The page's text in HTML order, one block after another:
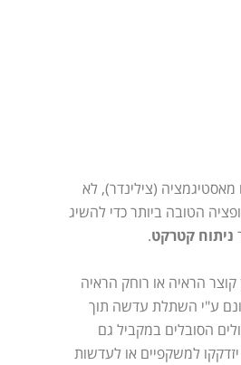
(צילינדר), לא
הטובה ביותר כדי להשיג
ניתוח קטרקט.
קוצר הראיה או רוחק הראיה
ע"י השתלת עדשה תוך
הסובלים במקביל גם
יזדקקו למשקפיים או לעדשות